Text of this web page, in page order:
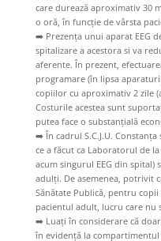
care durează aproximativ 30
o oră, în funcție de vârsta
➡️Prezența unui aparat EEG
spitalizare a acestora si va
aferente. În prezent,
programare (în lipsa
copiilor cu aproximativ 2 zile
Costurile acestea sunt
putea face o substanțială
➡️În cadrul S.C.J.U.
ce a făcut ca Laboratorul de
acum singurul EEG din spital)
adulți. De asemenea, potrivit
Sănătate Publică, pentru
pacientul adult, lucru care nu
➡️Luați în considerare că
în evidență la